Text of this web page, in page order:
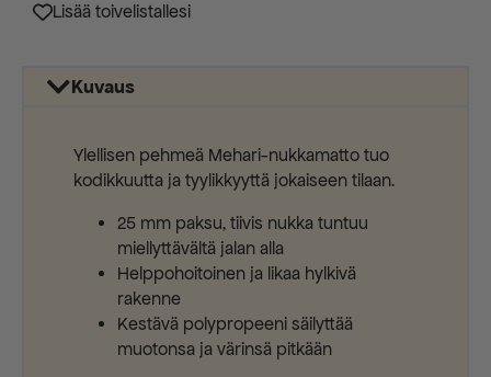
Lisää toivelistallesi
Kuvaus
Ylellisen pehmeä Mehari-nukkamatto tuo
kodikkuutta ja tyylikkyyttä jokaiseen tilaan.
25 mm paksu, tiivis nukka tuntuu
miellyttävältä jalan alla
Helppohoitoinen ja likaa hylkivä
rakenne
Kestävä polypropeeni säilyttää
muotonsa ja värinsä pitkään